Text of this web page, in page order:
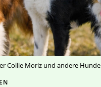
Collie Moriz und andere Hunde